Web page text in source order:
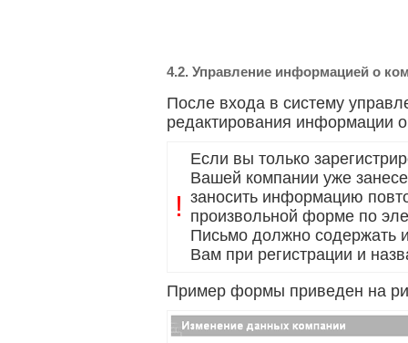
4.2. Управление информацией о
После входа в систему
редактирования информации
!
Если вы только
Вашей компании уже
заносить информацию
произвольной форме по
Письмо должно содержать
Вам при регистрации и
Пример формы приведен на